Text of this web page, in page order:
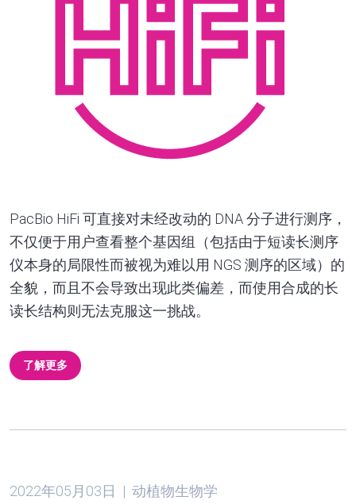
PacBio HiFi 可直接对未经改动的 DNA 分子进行测序，
不仅便于用户查看整个基因组（包括由于短读长测序
仪本身的局限性而被视为难以用 NGS 测序的区域）的
全貌，而且不会导致出现此类偏差，而使用合成的长
读长结构则无法克服这一挑战。
了解更多
2022年05月03日 | 动植物生物学